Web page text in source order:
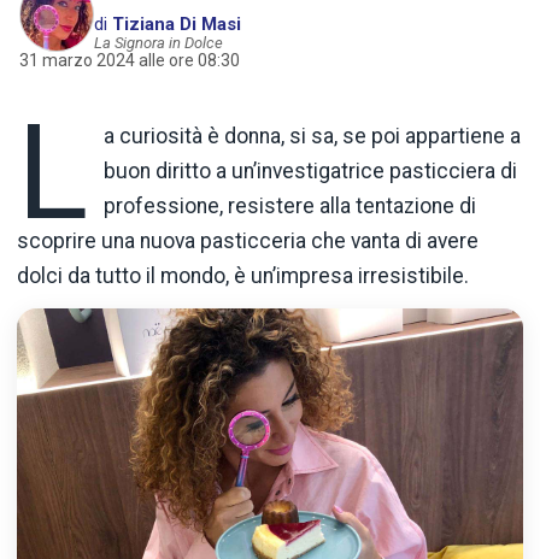
di Tiziana Di Masi
La Signora in Dolce
31 marzo 2024 alle ore 08:30
L
a curiosità è donna, si sa, se poi appartiene a
buon diritto a un’investigatrice pasticciera di
professione, resistere alla tentazione di
scoprire una nuova pasticceria che vanta di avere
dolci da tutto il mondo, è un’impresa irresistibile.